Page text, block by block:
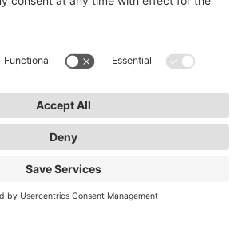
Política de privacidad
Condiciones de la garantía
Accesibilidad